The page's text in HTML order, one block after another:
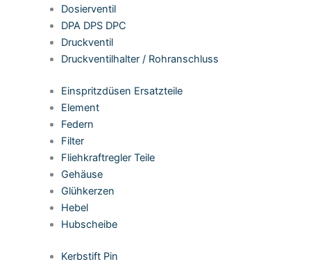
Dosierventil
DPA DPS DPC
Druckventil
Druckventilhalter / Rohranschluss
Einspritzdüsen Ersatzteile
Element
Federn
Filter
Fliehkraftregler Teile
Gehäuse
Glühkerzen
Hebel
Hubscheibe
Kerbstift Pin